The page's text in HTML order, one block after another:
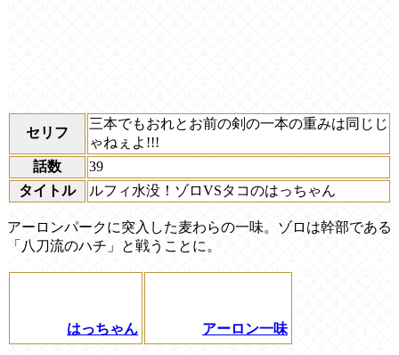
セリフ
三本でもおれとお前の剣の一本の重みは同じじ
ゃねぇよ!!!
話数
39
タイトル
ルフィ水没！ゾロVSタコのはっちゃん
アーロンパークに突入した麦わらの一味。ゾロは幹部である
「八刀流のハチ」と戦うことに。
はっちゃん アーロン一味